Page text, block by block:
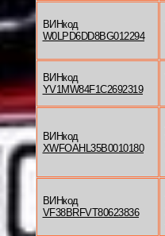
ВИНкод
W0LPD6DD8BG012294
ВИНкод
YV1MW84F1C2692319
ВИНкод
XWFOAHL35B0010180
ВИНкод
VF38BRFVT80623836